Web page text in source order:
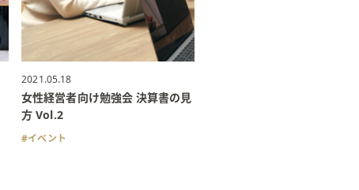
2021.05.18
女性経営者向け勉強会 決算書の見
方 Vol.2
イベント